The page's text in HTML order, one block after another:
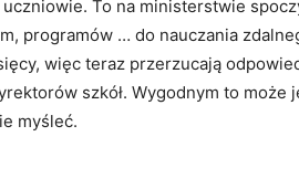
To na ministerstwie
programów … do nauczania
więc teraz przerzucają
szkół. Wygodnym to
myśleć.